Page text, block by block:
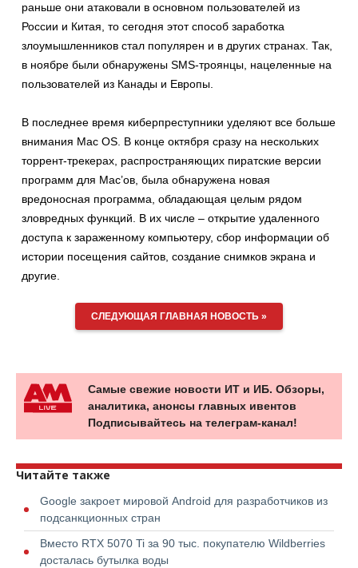
раньше они атаковали в основном пользователей из
России и Китая, то сегодня этот способ заработка
злоумышленников стал популярен и в других странах. Так,
в ноябре были обнаружены SMS-троянцы, нацеленные на
пользователей из Канады и Европы.
В последнее время киберпреступники уделяют все больше
внимания Mac OS. В конце октября сразу на нескольких
торрент-трекерах, распространяющих пиратские версии
программ для Мас’ов, была обнаружена новая
вредоносная программа, обладающая целым рядом
зловредных функций. В их числе – открытие удаленного
доступа к зараженному компьютеру, сбор информации об
истории посещения сайтов, создание снимков экрана и
другие.
СЛЕДУЮЩАЯ ГЛАВНАЯ НОВОСТЬ »
Самые свежие новости ИТ и ИБ. Обзоры,
аналитика, анонсы главных ивентов
Подписывайтесь на телеграм-канал!
Читайте также
Google закроет мировой Android для разработчиков из
подсанкционных стран
Вместо RTX 5070 Ti за 90 тыс. покупателю Wildberries
досталась бутылка воды